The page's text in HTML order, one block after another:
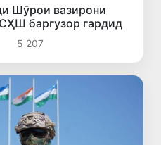
Шӯрои вазирони
баргузор гардид
5 207